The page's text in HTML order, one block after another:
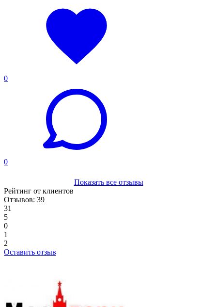
0
0
Показать все отзывы
Рейтинг от клиентов
Отзывов: 39
31
5
0
1
2
Оставить отзыв